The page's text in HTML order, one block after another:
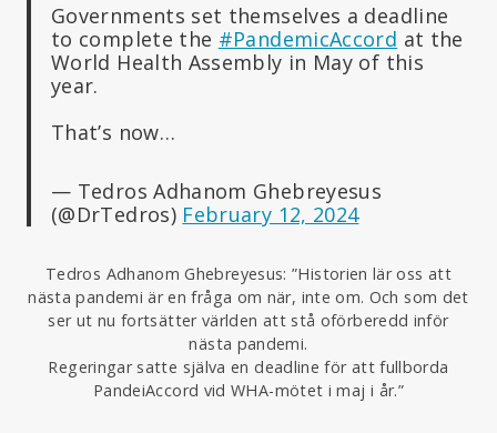
Governments set themselves a deadline
to complete the #PandemicAccord at the
World Health Assembly in May of this
year.
That’s now…
— Tedros Adhanom Ghebreyesus
(@DrTedros) February 12, 2024
Tedros Adhanom Ghebreyesus: ”Historien lär oss att
nästa pandemi är en fråga om när, inte om. Och som det
ser ut nu fortsätter världen att stå oförberedd inför
nästa pandemi.
Regeringar satte själva en deadline för att fullborda
PandeiAccord vid WHA-mötet i maj i år.”